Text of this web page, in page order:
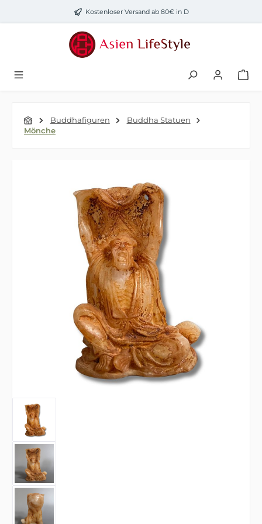
Zum Hauptinhalt springenKostenloser Versand ab 80€ in D
Buddhafiguren
Buddha Statuen
Mönche